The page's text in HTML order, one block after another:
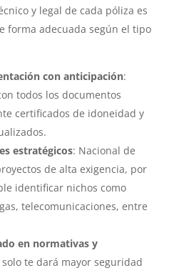
y legal de cada póliza es
forma adecuada según el tipo
con anticipación:
todos los documentos
certificados de idoneidad y
estratégicos: Nacional de
de alta exigencia, por
identificar nichos como
telecomunicaciones, entre
en normativas y
solo te dará mayor seguridad